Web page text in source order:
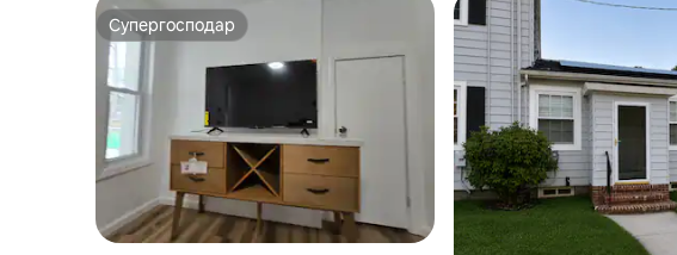
Супергосподар
Супергосподар